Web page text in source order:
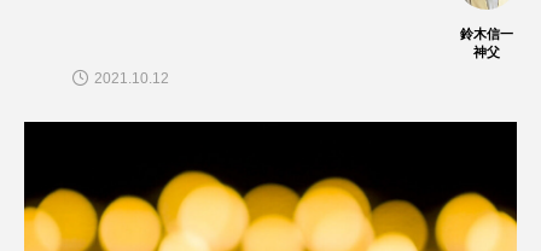
鈴木信一
神父
2021.10.12